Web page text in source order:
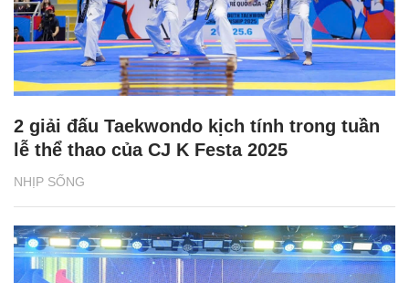
NHỊP SỐNG
2 giải đấu Taekwondo kịch tính trong tuần
lễ thể thao của CJ K Festa 2025